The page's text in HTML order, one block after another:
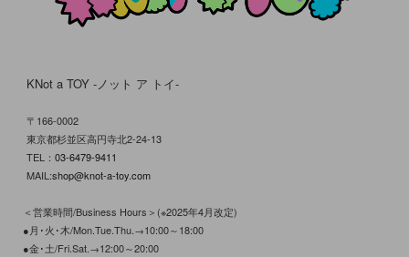
KNot a TOY -ノット ア トイ-
〒166-0002
東京都杉並区高円寺北2-24-13
TEL： 03-6479-9411
MAIL:shop@knot-a-toy.com
＜営業時間/Business Hours＞(※2025年4月改定)
●月･火･木/Mon.Tue.Thu.→10:00～18:00
●金･土/Fri.Sat.→12:00～20:00